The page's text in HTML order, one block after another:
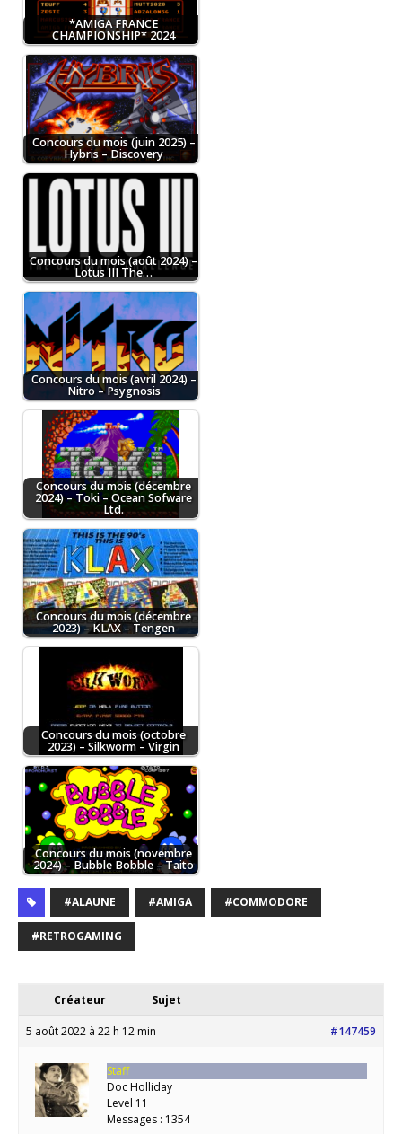
*AMIGA FRANCE
CHAMPIONSHIP* 2024
Concours du mois (juin 2025) –
Hybris – Discovery
Concours du mois (août 2024) –
Lotus III The…
Concours du mois (avril 2024) –
Nitro – Psygnosis
Concours du mois (décembre
2024) – Toki – Ocean Sofware
Ltd.
Concours du mois (décembre
2023) – KLAX – Tengen
Concours du mois (octobre
2023) – Silkworm – Virgin
Concours du mois (novembre
2024) – Bubble Bobble – Taito
#ALAUNE #AMIGA #COMMODORE
#RETROGAMING
Créateur Sujet
5 août 2022 à 22 h 12 min #147459
Staff
Doc Holliday
Level 11
Messages : 1354